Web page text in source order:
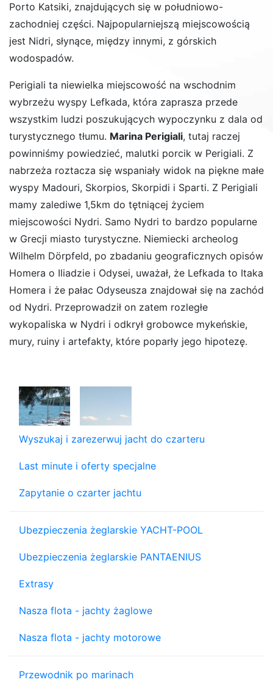
Porto Katsiki, znajdujących się w południowo-
zachodniej części. Najpopularniejszą miejscowością
jest Nidri, słynące, między innymi, z górskich
wodospadów.
Perigiali ta niewielka miejscowość na wschodnim
wybrzeżu wyspy Lefkada, która zaprasza przede
wszystkim ludzi poszukujących wypoczynku z dala od
turystycznego tłumu. Marina Perigiali, tutaj raczej
powinniśmy powiedzieć, malutki porcik w Perigiali. Z
nabrzeża roztacza się wspaniały widok na piękne małe
wyspy Madouri, Skorpios, Skorpidi i Sparti. Z Perigiali
mamy zalediwe 1,5km do tętniącej życiem
miejscowości Nydri. Samo Nydri to bardzo popularne
w Grecji miasto turystyczne. Niemiecki archeolog
Wilhelm Dörpfeld, po zbadaniu geograficznych opisów
Homera o Iliadzie i Odysei, uważał, że Lefkada to Itaka
Homera i że pałac Odyseusza znajdował się na zachód
od Nydri. Przeprowadził on zatem rozległe
wykopaliska w Nydri i odkrył grobowce mykeńskie,
mury, ruiny i artefakty, które poparły jego hipotezę.
Wyszukaj i zarezerwuj jacht do czarteru
Last minute i oferty specjalne
Zapytanie o czarter jachtu
Ubezpieczenia żeglarskie YACHT-POOL
Ubezpieczenia żeglarskie PANTAENIUS
Extrasy
Nasza flota - jachty żaglowe
Nasza flota - jachty motorowe
Przewodnik po marinach